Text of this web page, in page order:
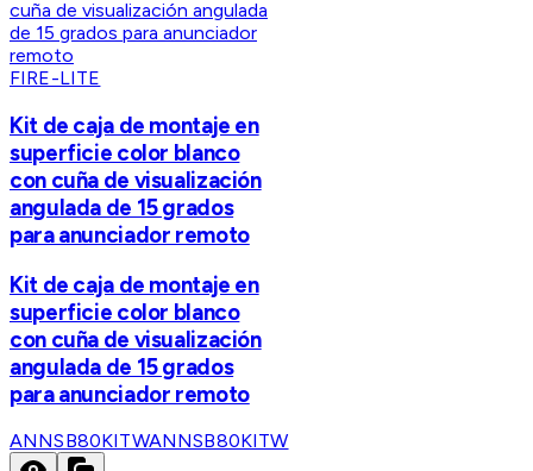
FIRE-LITE
Kit de caja de montaje en
superficie color blanco
con cuña de visualización
angulada de 15 grados
para anunciador remoto
Kit de caja de montaje en
superficie color blanco
con cuña de visualización
angulada de 15 grados
para anunciador remoto
ANNSB80KITWANNSB80KITW